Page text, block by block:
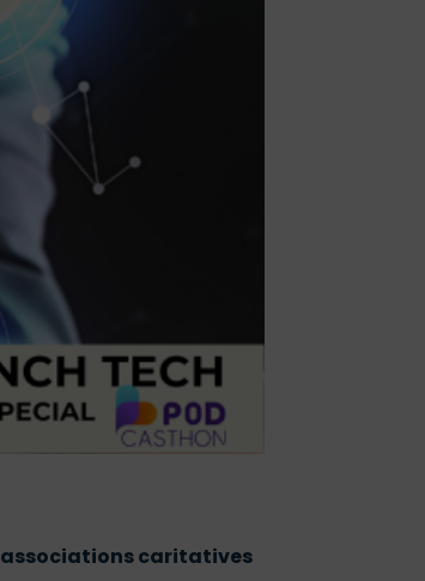
associations caritatives